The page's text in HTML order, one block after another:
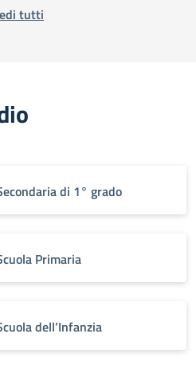
tutti
di 1° grado
Primaria
dell’Infanzia